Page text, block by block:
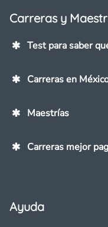
Carreras y
Test para saber
Carreras en
Maestrías
Carreras mejor
Ayuda